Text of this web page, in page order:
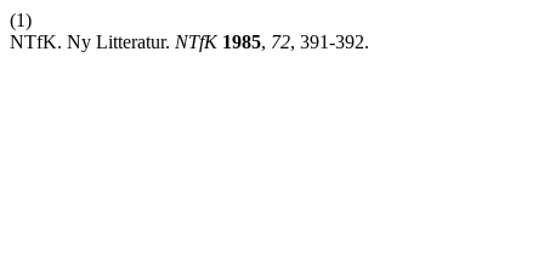
(1)
NTfK. Ny Litteratur. NTfK 1985, 72, 391-392.